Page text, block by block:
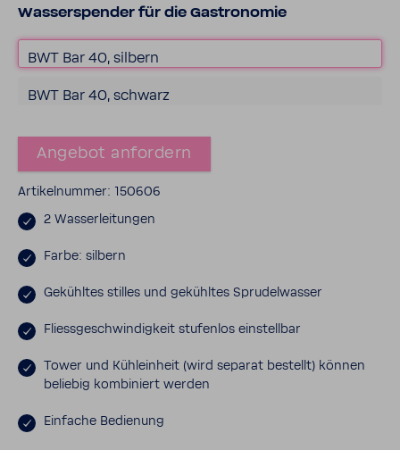
Wasser­spender für die Gastro­nomie
BWT Bar 40, silbern
BWT Bar 40, schwarz
Angebot anfor­dern
Arti­kel­nummer: 150606
2 Wasser­lei­tungen
Farbe: silbern
Gekühltes stilles und gekühltes Spru­del­wasser
Fliess­ge­schwin­dig­keit stufenlos einstellbar
Tower und Kühl­ein­heit (wird separat bestellt) können
beliebig kombi­niert werden
Einfache Bedie­nung